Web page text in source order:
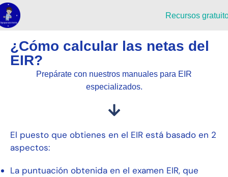
Recursos
¿Cómo calcular las netas del
EIR?
Prepárate con nuestros manuales para EIR
especializados.
El puesto que obtienes en el EIR está basado en 2
aspectos:
La puntuación obtenida en el examen EIR, que